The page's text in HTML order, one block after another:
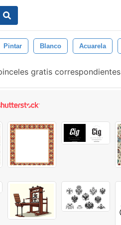
Pintar Blanco Acuarela
gratis correspondientes